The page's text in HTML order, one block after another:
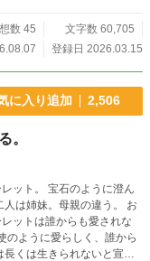
数 45
文字数 60,705
登録日 2026.03.15
に入り追加 2,506
。
うに澄ん
ットは誰からも愛されな